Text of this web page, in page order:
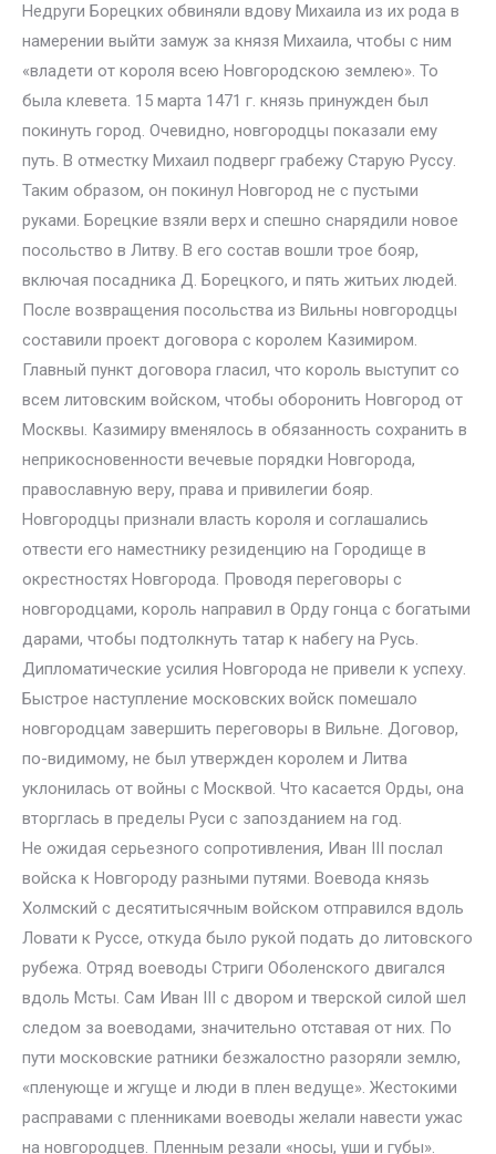
Недруги Борецких обвиняли вдову Михаила из их рода в
намерении выйти замуж за князя Михаила, чтобы с ним
«владети от короля всею Новгородскою землею». То
была клевета. 15 марта 1471 г. князь принужден был
покинуть город. Очевидно, новгородцы показали ему
путь. В отместку Михаил подверг грабежу Старую Руссу.
Таким образом, он покинул Новгород не с пустыми
руками. Борецкие взяли верх и спешно снарядили новое
посольство в Литву. В его состав вошли трое бояр,
включая посадника Д. Борецкого, и пять житьих людей.
После возвращения посольства из Вильны новгородцы
составили проект договора с королем Казимиром.
Главный пункт договора гласил, что король выступит со
всем литовским войском, чтобы оборонить Новгород от
Москвы. Казимиру вменялось в обязанность сохранить в
неприкосновенности вечевые порядки Новгорода,
православную веру, права и привилегии бояр.
Новгородцы признали власть короля и соглашались
отвести его наместнику резиденцию на Городище в
окрестностях Новгорода. Проводя переговоры с
новгородцами, король направил в Орду гонца с богатыми
дарами, чтобы подтолкнуть татар к набегу на Русь.
Дипломатические усилия Новгорода не привели к успеху.
Быстрое наступление московских войск помешало
новгородцам завершить переговоры в Вильне. Договор,
по-видимому, не был утвержден королем и Литва
уклонилась от войны с Москвой. Что касается Орды, она
вторглась в пределы Руси с запозданием на год.
Не ожидая серьезного сопротивления, Иван III послал
войска к Новгороду разными путями. Воевода князь
Холмский с десятитысячным войском отправился вдоль
Ловати к Руссе, откуда было рукой подать до литовского
рубежа. Отряд воеводы Стриги Оболенского двигался
вдоль Мсты. Сам Иван III с двором и тверской силой шел
следом за воеводами, значительно отставая от них. По
пути московские ратники безжалостно разоряли землю,
«пленующе и жгуще и люди в плен ведуще». Жестокими
расправами с пленниками воеводы желали навести ужас
на новгородцев. Пленным резали «носы, уши и губы».